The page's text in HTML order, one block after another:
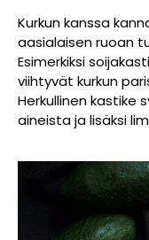
Kurkun kanssa
aasialaisen ruoan
Esimerkiksi
viihtyvät kurkun
Herkullinen kastike
aineista ja lisäksi